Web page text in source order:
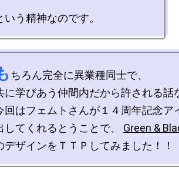
ちろん完全に異業種同士で、
に学びあう仲間内だから許される話
回はフェムトさんが１４周年記念ア
してくれるとうことで、 Green &